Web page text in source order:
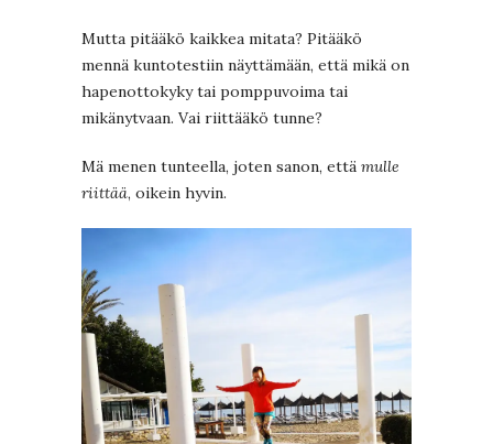
Mutta pitääkö kaikkea mitata? Pitääkö
mennä kuntotestiin näyttämään, että mikä on
hapenottokyky tai pomppuvoima tai
mikänytvaan. Vai riittääkö tunne?
Mä menen tunteella, joten sanon, että mulle
riittää, oikein hyvin.